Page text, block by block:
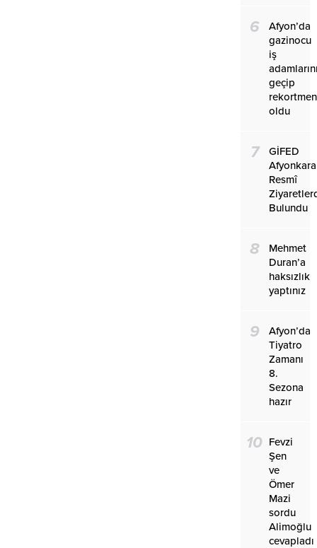
6
Afyon’da
gazinocu
iş
geçip
rekortmen
oldu
7
GİFED
Resmî
Bulundu
8
Mehmet
Duran’a
haksızlık
yaptınız
9
Afyon’da
Tiyatro
Zamanı
8.
Sezona
hazır
10
Fevzi
Şen
ve
Ömer
Mazi
sordu
Alimoğlu
cevapladı